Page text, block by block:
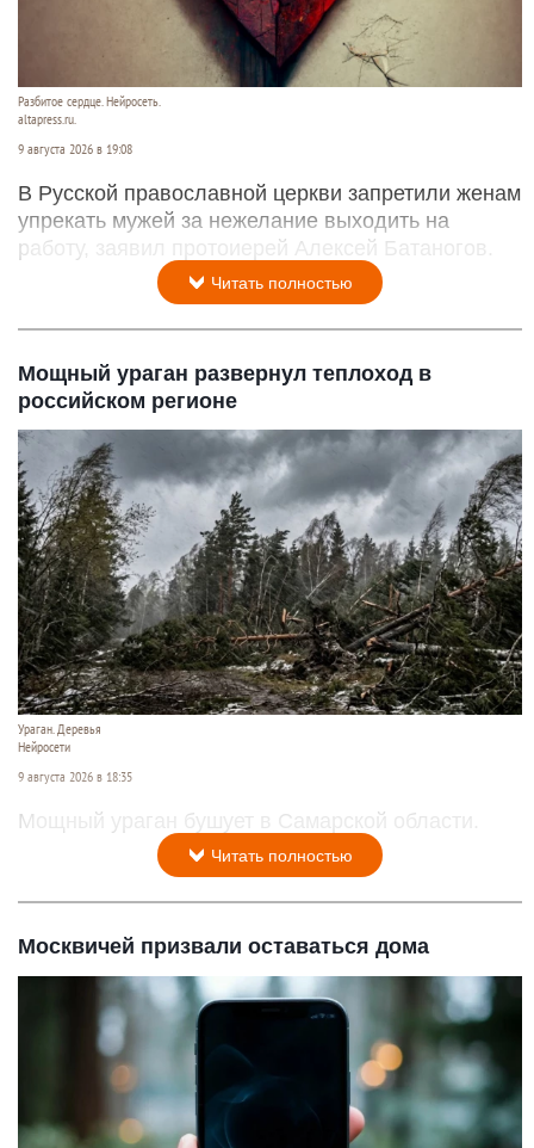
Разбитое сердце. Нейросеть.
altapress.ru.
9 августа 2026 в 19:08
В Русской православной церкви запретили женам
упрекать мужей за нежелание выходить на
работу, заявил протоиерей Алексей Батаногов.
Читать полностью
Мощный ураган развернул теплоход в
российском регионе
Ураган. Деревья
Нейросети
9 августа 2026 в 18:35
Мощный ураган бушует в Самарской области.
Читать полностью
Москвичей призвали оставаться дома